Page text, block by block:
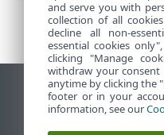
Masaüstü sitesini
End of Life
and serve you with
collection of all
decline all non-
essential cookies
clicking "Manage
withdraw your consent
anytime by clicking the
footer or in your
information, see our